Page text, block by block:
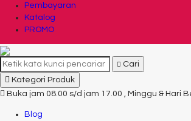
Pembayaran
Katalog
PROMO
Cari
Kategori Produk
Buka jam 08.00 s/d jam 17.00 , Minggu & Hari
Blog